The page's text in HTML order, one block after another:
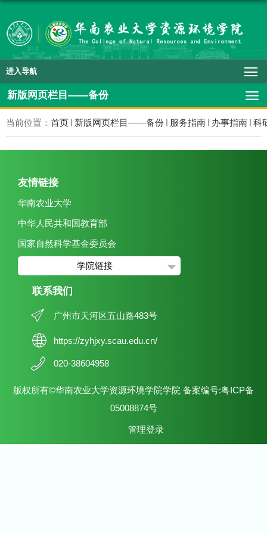
进入导航
新版网页栏目——备份
当前位置： 首页 新版网页栏目——备份 服务指南 办事指南 科
友情链接
华南农业大学
中华人民共和国教育部
国家自然科学基金委员会
学院链接
联系我们
广州市天河区五山路483号
https://zyhjxy.scau.edu.cn/
020-38604958
版权所有©华南农业大学资源环境学院学院 备案编号:粤ICP备
05008874号
管理登录